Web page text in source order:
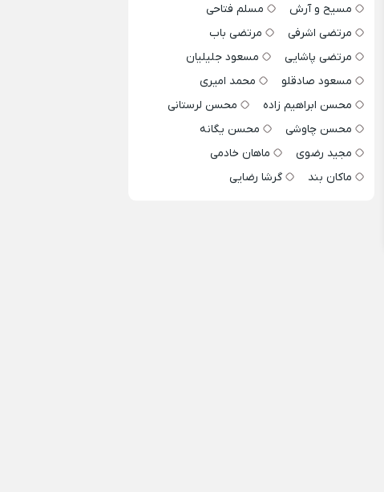
مسیح و آرش
مسلم فتاحی
مرتضی اشرفی
مرتضی باب
مرتضی پاشایی
مسعود جلیلیان
مسعود صادقلو
محمد امیری
محسن ابراهیم زاده
محسن لرستانی
محسن چاوشی
محسن یگانه
مجید رضوی
ماهان خادمی
ماکان بند
گرشا رضایی